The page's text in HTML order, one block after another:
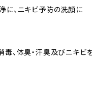
に、ニキビ予防の洗顔に
毒、体臭・汗臭及びニキビを